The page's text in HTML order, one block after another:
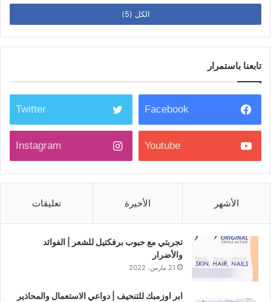
الكل (5)
تابعنا باستمرار
Facebook
Twitter
Youtube
Instagram
الأشهر الأخيرة تعليقات
تجربتي مع حبوب برفكتيل للشعر | الفوائد
والأضرار
21 مارس، 2022
ابر اوزمبك للتنحيف | دواعي الاستعمال والمحاذير